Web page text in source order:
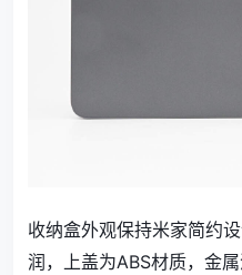
收纳盒外观保持米家简约
润，上盖为ABS材质，金